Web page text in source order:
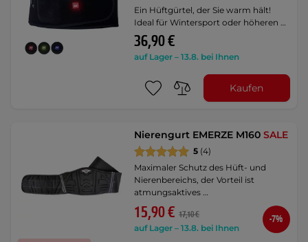
Ein Hüftgürtel, der Sie warm hält!
Ideal für Wintersport oder höheren …
36,90 €
auf Lager – 13.8. bei Ihnen
Kaufen
Nierengurt EMERZE M160SALE
5 (4)
Maximaler Schutz des Hüft- und
Nierenbereichs, der Vorteil ist
atmungsaktives …
15,90 € 17,10 €
auf Lager – 13.8. bei Ihnen
-7%